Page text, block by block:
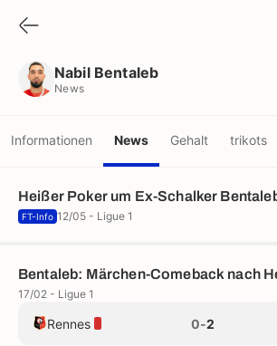
Nabil Bentaleb
News
Informationen News Gehalt trikots
Heißer Poker um Ex-Schalker
FT-Info 12/05 - Ligue 1
Bentaleb: Märchen-Comeback nach
17/02 - Ligue 1
Rennes 0-2